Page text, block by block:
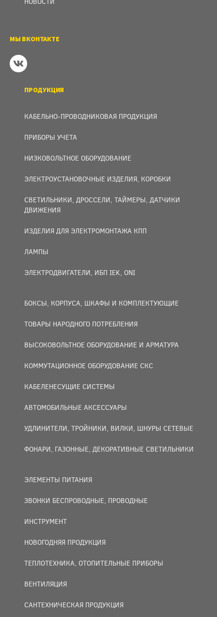
МЫ ВКОНТАКТЕ
ПРОДУКЦИЯ
КАБЕЛЬНО-ПРОВОДНИКОВАЯ ПРОДУКЦИЯ
ПРИБОРЫ УЧЕТА
НИЗКОВОЛЬТНОЕ ОБОРУДОВАНИЕ
ЭЛЕКТРОУСТАНОВОЧНЫЕ ИЗДЕЛИЯ, КОРОБКИ
СВЕТИЛЬНИКИ, ДРОССЕЛИ, ТАЙМЕРЫ, ДАТЧИКИ
ДВИЖЕНИЯ
ИЗДЕЛИЯ ДЛЯ ЭЛЕКТРОМОНТАЖА КПП
ЛАМПЫ
ЭЛЕКТРОДВИГАТЕЛИ, ИБП IEK, ONI
БОКСЫ, КОРПУСА, ШКАФЫ И КОМПЛЕКТУЮЩИЕ
ТОВАРЫ НАРОДНОГО ПОТРЕБЛЕНИЯ
ВЫСОКОВОЛЬТНОЕ ОБОРУДОВАНИЕ И АРМАТУРА
КОММУТАЦИОННОЕ ОБОРУДОВАНИЕ СКС
КАБЕЛЕНЕСУЩИЕ СИСТЕМЫ
АВТОМОБИЛЬНЫЕ АКСЕССУАРЫ
УДЛИНИТЕЛИ, ТРОЙНИКИ, ВИЛКИ, ШНУРЫ СЕТЕВЫЕ
ФОНАРИ, ГАЗОННЫЕ, ДЕКОРАТИВНЫЕ СВЕТИЛЬНИКИ
ЭЛЕМЕНТЫ ПИТАНИЯ
ЗВОНКИ БЕСПРОВОДНЫЕ, ПРОВОДНЫЕ
ИНСТРУМЕНТ
НОВОГОДНЯЯ ПРОДУКЦИЯ
ТЕПЛОТЕХНИКА, ОТОПИТЕЛЬНЫЕ ПРИБОРЫ
ВЕНТИЛЯЦИЯ
САНТЕХНИЧЕСКАЯ ПРОДУКЦИЯ